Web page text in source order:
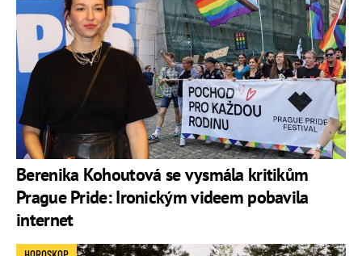
Berenika Kohoutová se vysmála kritikům
Prague Pride: Ironickým videem pobavila
internet